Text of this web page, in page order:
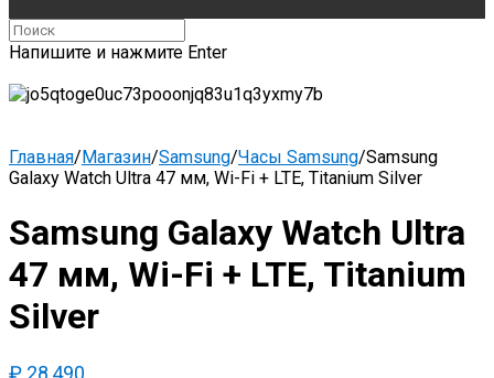
Напишите и нажмите Enter
Главная/Магазин/Samsung/Часы Samsung/Samsung
Galaxy Watch Ultra 47 мм, Wi-Fi + LTE, Titanium Silver
Samsung Galaxy Watch Ultra
47 мм, Wi-Fi + LTE, Titanium
Silver
₽ 28,490